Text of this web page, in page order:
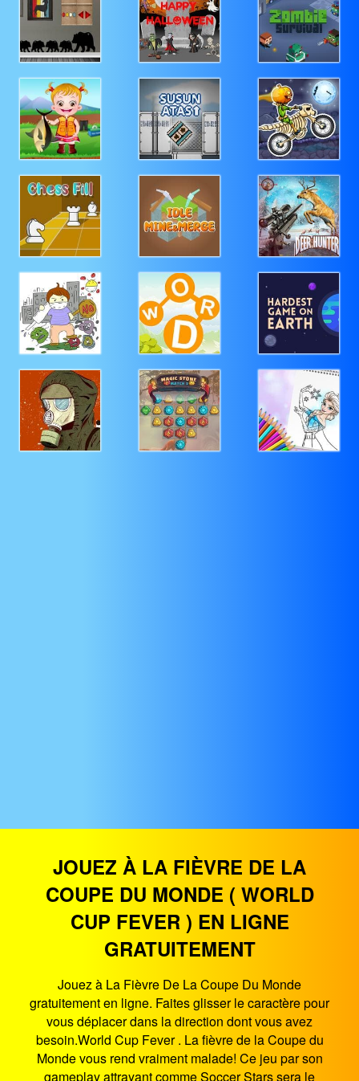
JOUEZ À LA FIÈVRE DE LA
COUPE DU MONDE ( WORLD
CUP FEVER ) EN LIGNE
GRATUITEMENT
Jouez à La Fièvre De La Coupe Du Monde
gratuitement en ligne. Faites glisser le caractère pour
vous déplacer dans la direction dont vous avez
besoin.World Cup Fever . La fièvre de la Coupe du
Monde vous rend vraiment malade! Ce jeu par son
gameplay attrayant comme Soccer Stars sera le